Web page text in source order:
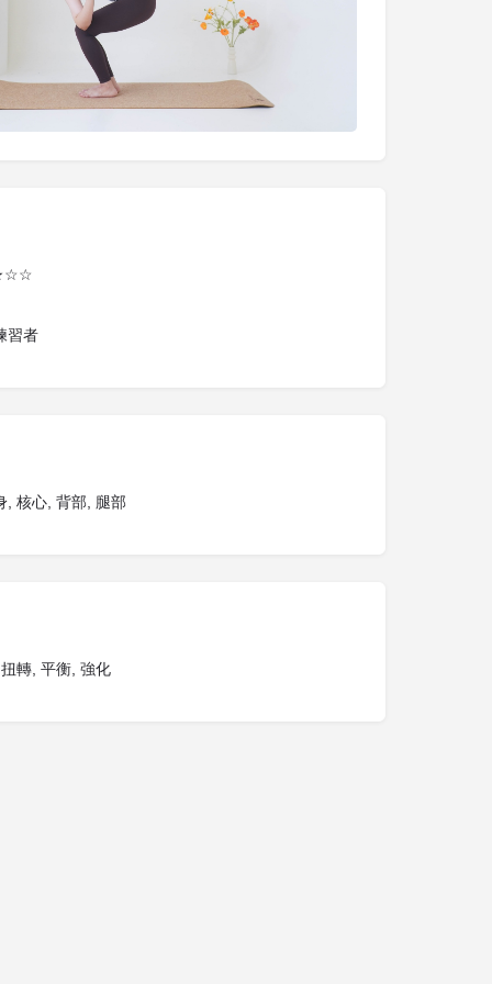
習者
, 核心, 背部, 腿部
轉, 平衡, 強化